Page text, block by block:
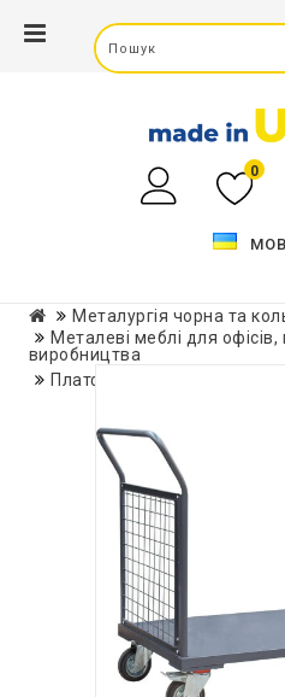
0
Металургія чорна та
Металеві меблі для офісів,
виробництва
Платформений сітчатий